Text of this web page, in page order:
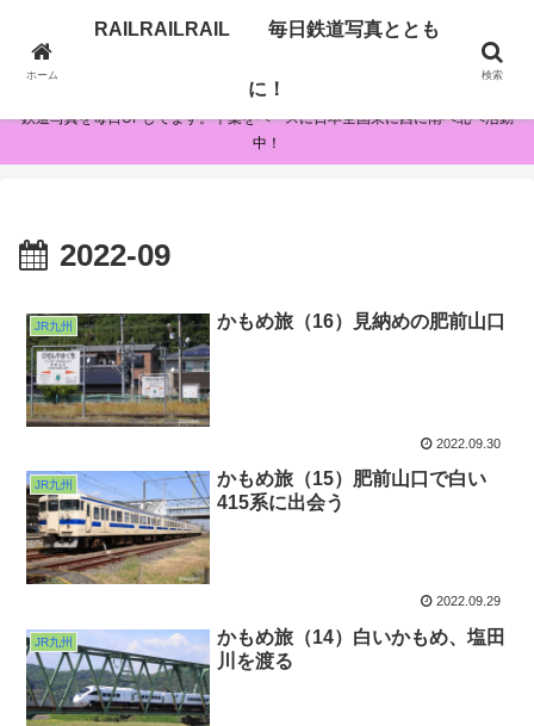
RAILRAILRAIL 毎日鉄道写真とともに！
鉄道写真を毎日UPしてます。千葉をベースに日本全国東に西に南へ北へ活動
中！
2022-09
JR九州 かもめ旅（16）見納めの肥前山口
2022.09.30
JR九州
かもめ旅（15）肥前山口で白い
415系に出会う
2022.09.29
JR九州
かもめ旅（14）白いかもめ、塩田
川を渡る
ホーム
RAILRAILRAIL 毎日鉄道写真ととも
に！
検索